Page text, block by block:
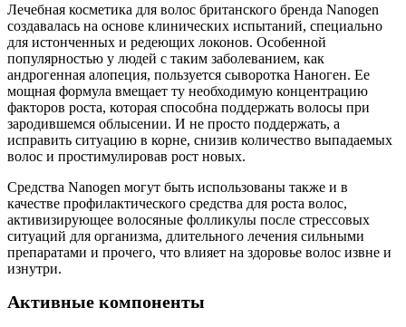
Лечебная косметика для волос британского бренда Nanogen
создавалась на основе клинических испытаний, специально
для истонченных и редеющих локонов. Особенной
популярностью у людей с таким заболеванием, как
андрогенная алопеция, пользуется сыворотка Наноген. Ее
мощная формула вмещает ту необходимую концентрацию
факторов роста, которая способна поддержать волосы при
зародившемся облысении. И не просто поддержать, а
исправить ситуацию в корне, снизив количество выпадаемых
волос и простимулировав рост новых.
Средства Nanogen могут быть использованы также и в
качестве профилактического средства для роста волос,
активизирующее волосяные фолликулы после стрессовых
ситуаций для организма, длительного лечения сильными
препаратами и прочего, что влияет на здоровье волос извне и
изнутри.
Активные компоненты